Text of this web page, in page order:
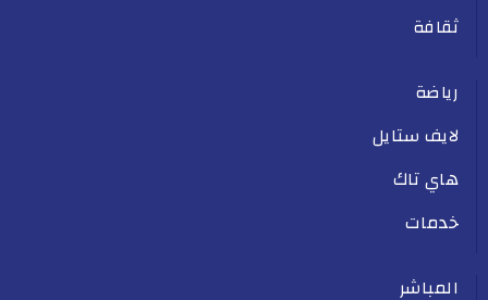
ثقافة
رياضة
لايف ستايل
هاي تاك
خدمات
المباشر